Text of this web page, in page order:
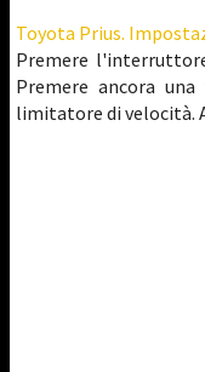
Toyota Prius.
Premere
Premere ancora
limitatore di velocità.